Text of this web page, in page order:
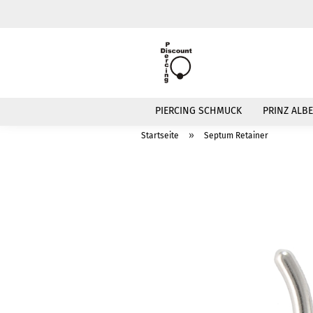
PIERCING SCHMUCK PRINZ
Startseite » Septum Retainer